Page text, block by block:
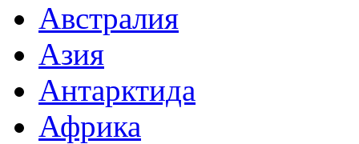
Австралия
Азия
Антарктида
Африка